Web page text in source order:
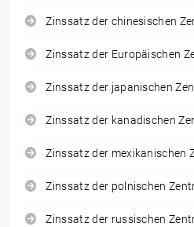
Zinssatz der chinesischen
Zinssatz der Europäischen
Zinssatz der japanischen
Zinssatz der kanadischen
Zinssatz der mexikanischen
Zinssatz der polnischen
Zinssatz der russischen